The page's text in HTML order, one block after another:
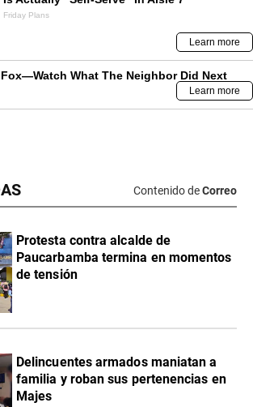
Contenido deCorreo
Protesta contra alcalde de
Paucarbamba termina en momentos
de tensión
Delincuentes armados maniatan a
familia y roban sus pertenencias en
Majes